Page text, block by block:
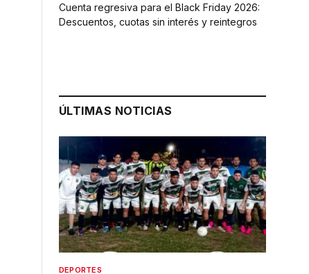
Cuenta regresiva para el Black Friday 2026:
Descuentos, cuotas sin interés y reintegros
ÚLTIMAS NOTICIAS
DEPORTES